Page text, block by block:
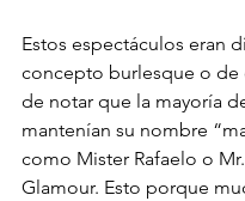
Estos espectáculos eran
concepto burlesque o de
de notar que la mayoría
mantenían su nombre
como Mister Rafaelo o
Glamour. Esto porque